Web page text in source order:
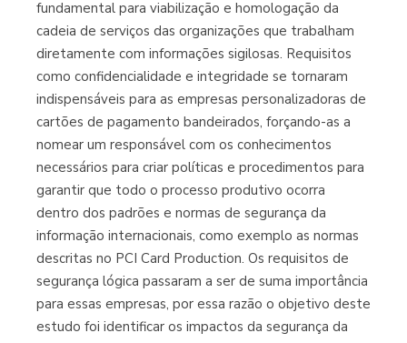
(Madrid)
Librería Proteo
(Málaga)
fundamental para viabilização e homologação da
cadeia de serviços das organizações que trabalham
diretamente com informações sigilosas. Requisitos
como confidencialidade e integridade se tornaram
indispensáveis para as empresas personalizadoras de
cartões de pagamento bandeirados, forçando-as a
nomear um responsável com os conhecimentos
necessários para criar políticas e procedimentos para
garantir que todo o processo produtivo ocorra
dentro dos padrões e normas de segurança da
informação internacionais, como exemplo as normas
descritas no PCI Card Production. Os requisitos de
segurança lógica passaram a ser de suma importância
para essas empresas, por essa razão o objetivo deste
estudo foi identificar os impactos da segurança da